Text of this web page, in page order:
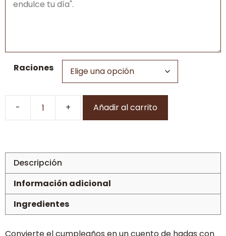
Raciones
TartaAñadir al carrito
Descripción
Información adicional
Ingredientes